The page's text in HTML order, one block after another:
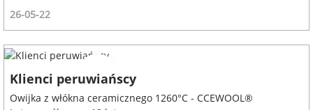
26-05-22
Klienci peruwiańscy
Owijka z włókna ceramicznego 1260°C - CCEWOOL®